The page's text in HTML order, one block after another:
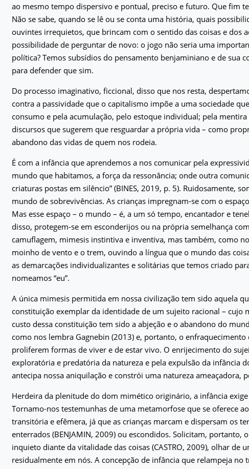
ao mesmo tempo dispersivo e pontual, preciso e futuro. Que fim
Não se sabe, quando se lê ou se conta uma história, quais
ouvintes irrequietos, que brincam com o sentido das coisas e dos
possibilidade de perguntar de novo: o jogo não seria uma
política? Temos subsídios do pensamento benjaminiano e de sua
para defender que sim.
Do processo imaginativo, ficcional, disso que nos resta,
contra a passividade que o capitalismo impõe a uma sociedade
consumo e pela acumulação, pelo estoque individual; pela
discursos que sugerem que resguardar a própria vida – como
abandono das vidas de quem nos rodeia.
É com a infância que aprendemos a nos comunicar pela
mundo que habitamos, a força da ressonância; onde outra
criaturas postas em silêncio” (BINES, 2019, p. 5). Ruidosamente,
mundo de sobrevivências. As crianças impregnam-se com o
Mas esse espaço – o mundo – é, a um só tempo, encantador e
disso, protegem-se em esconderijos ou na própria semelhança
camuflagem, mimesis instintiva e inventiva, mas também, como
moinho de vento e o trem, ouvindo a língua que o mundo das
as demarcações individualizantes e solitárias que temos criado
nomeamos “eu”.
A única mimesis permitida em nossa civilização tem sido aquela
constituição exemplar da identidade de um sujeito racional – cujo
custo dessa constituição tem sido a abjeção e o abandono do
como nos lembra Gagnebin (2013) e, portanto, o
proliferem formas de viver e de estar vivo. O enrijecimento do
exploratória e predatória da natureza e pela expulsão da infância
antecipa nossa aniquilação e constrói uma natureza ameaçadora,
Herdeira da plenitude do dom mimético originário, a infância
Tornamo-nos testemunhas de uma metamorfose que se oferece
transitória e efêmera, já que as crianças marcam e dispersam os
enterrados (BENJAMIN, 2009) ou escondidos. Solicitam, portanto,
inquieto diante da vitalidade das coisas (CASTRO, 2009), olhar de
residualmente em nós. A concepção de infância que relampeja no